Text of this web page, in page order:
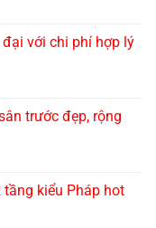
với chi phí hợp lý
trước đẹp, rộng
kiểu Pháp hot